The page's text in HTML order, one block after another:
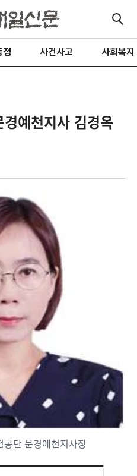
정 사건사고 사회복지
예천지사 김경옥
단 문경예천지사장